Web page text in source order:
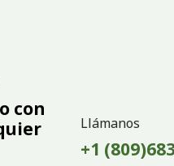
con
Llámanos
+1